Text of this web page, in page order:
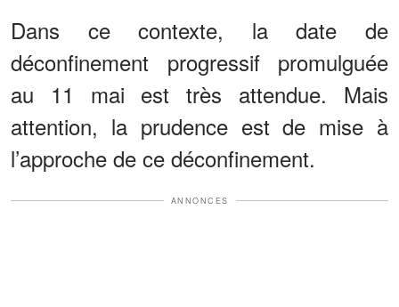
Dans ce contexte, la date de
déconfinement progressif promulguée
au 11 mai est très attendue. Mais
attention, la prudence est de mise à
l’approche de ce déconfinement.
ANNONCES